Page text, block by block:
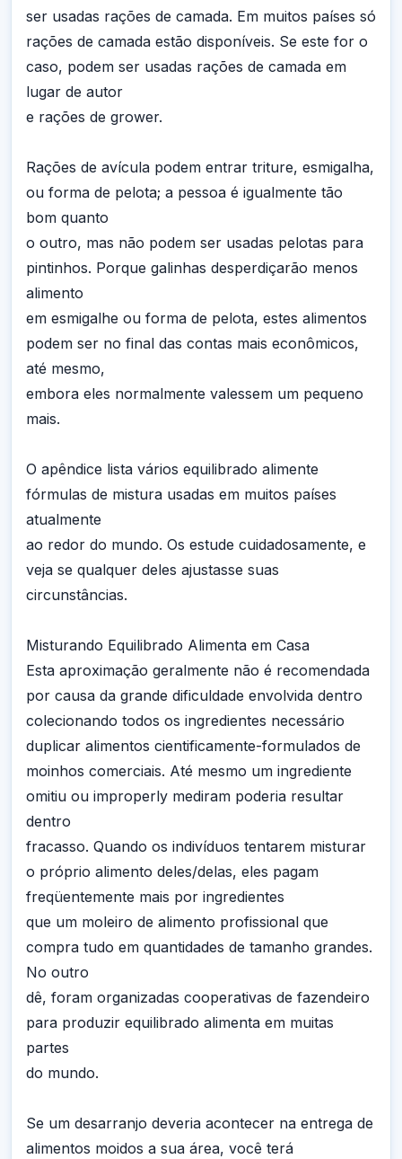
ser usadas rações de camada. Em muitos países só
rações de camada estão disponíveis. Se este for o
caso, podem ser usadas rações de camada em
lugar de autor
e rações de grower.
Rações de avícula podem entrar triture, esmigalha,
ou forma de pelota; a pessoa é igualmente tão
bom quanto
o outro, mas não podem ser usadas pelotas para
pintinhos. Porque galinhas desperdiçarão menos
alimento
em esmigalhe ou forma de pelota, estes alimentos
podem ser no final das contas mais econômicos,
até mesmo,
embora eles normalmente valessem um pequeno
mais.
O apêndice lista vários equilibrado alimente
fórmulas de mistura usadas em muitos países
atualmente
ao redor do mundo. Os estude cuidadosamente, e
veja se qualquer deles ajustasse suas
circunstâncias.
Misturando Equilibrado Alimenta em Casa
Esta aproximação geralmente não é recomendada
por causa da grande dificuldade envolvida dentro
colecionando todos os ingredientes necessário
duplicar alimentos cientificamente-formulados de
moinhos comerciais. Até mesmo um ingrediente
omitiu ou improperly mediram poderia resultar
dentro
fracasso. Quando os indivíduos tentarem misturar
o próprio alimento deles/delas, eles pagam
freqüentemente mais por ingredientes
que um moleiro de alimento profissional que
compra tudo em quantidades de tamanho grandes.
No outro
dê, foram organizadas cooperativas de fazendeiro
para produzir equilibrado alimenta em muitas
partes
do mundo.
Se um desarranjo deveria acontecer na entrega de
alimentos moidos a sua área, você terá